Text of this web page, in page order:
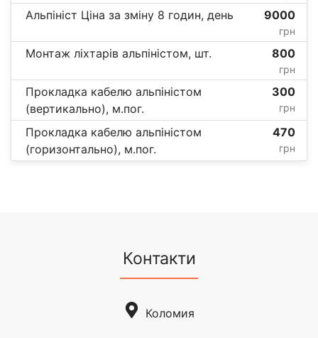
Альпініст Ціна за зміну 8 годин, день 9000
грн
Монтаж ліхтарів альпіністом, шт. 800
грн
Прокладка кабелю альпіністом
(вертикально), м.пог.
300
грн
Прокладка кабелю альпіністом
(горизонтально), м.пог.
470
грн
Контакти
Коломия